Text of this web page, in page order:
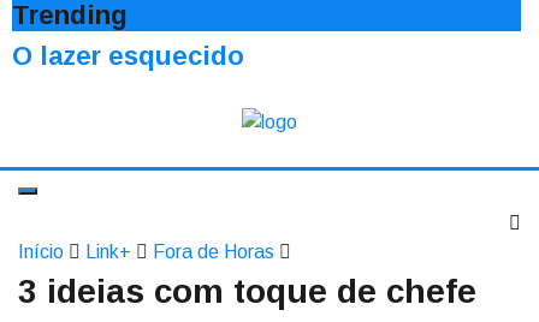
Trending
O lazer esquecido
Início Link+ Fora de Horas
3 ideias com toque de chefe